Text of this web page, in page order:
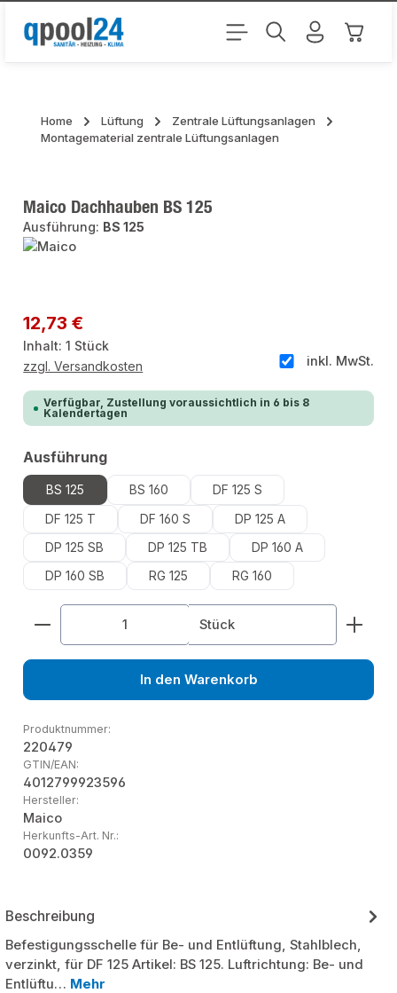
Zum Hauptinhalt springen
Home Lüftung
Zentrale Lüftungsanlagen
Montagematerial zentrale Lüftungsanlagen
Maico Dachhauben BS 125
Ausführung: BS 125
Regulärer Preis:
12,73 €
Inhalt:1 Stück
inkl. MwSt.
zzgl. Versandkosten
Verfügbar, Zustellung voraussichtlich in 6 bis 8
Kalendertagen
Ausführungauswählen
BS 125 BS 160
DF 125 S
DF 125 T
DF 160 S
DP 125 A
DP 125 SB
DP 125 TB
DP 160 A
DP 160 SB
RG 125 RG 160
Produkt Anzahl: Gib den gewünschten Wert
Stück
In den Warenkorb
Produktnummer:
220479
GTIN/EAN:
4012799923596
Hersteller:
Maico
Herkunfts-Art. Nr.:
0092.0359
Beschreibung
Befestigungsschelle für Be- und Entlüftung, Stahlblech,
verzinkt, für DF 125 Artikel: BS 125. Luftrichtung: Be- und
Entlüftu… Mehr